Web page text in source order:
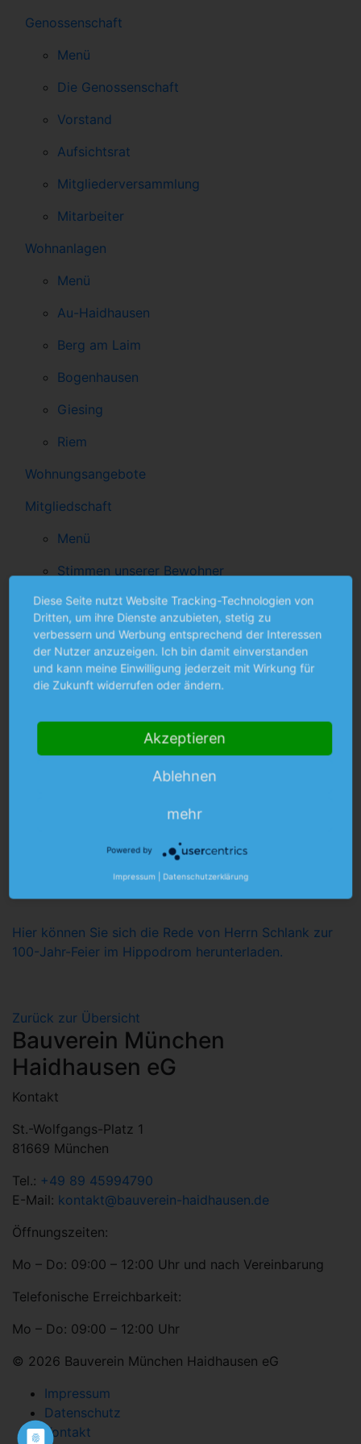
Genossenschaft
Menü
Die Genossenschaft
Vorstand
Aufsichtsrat
Mitgliederversammlung
Mitarbeiter
Wohnanlagen
Menü
Au-Haidhausen
Berg am Laim
Bogenhausen
Giesing
Riem
Wohnungsangebote
Mitgliedschaft
Menü
Stimmen unserer Bewohner
Mitgliederversammlung
Aktuelles
Service
100-Jahr-Feier im
Hippodrom
Hier können Sie sich die Rede von Herrn Schlank zur
100-Jahr-Feier im Hippodrom herunterladen.
Zurück zur Übersicht
Bauverein München
Haidhausen eG
Kontakt
St.-Wolfgangs-Platz 1
81669 München
Tel.: +49 89 45994790
E-Mail: kontakt@bauverein-haidhausen.de
Öffnungszeiten:
Mo – Do: 09:00 – 12:00 Uhr und nach Vereinbarung
Telefonische Erreichbarkeit:
Mo – Do: 09:00 – 12:00 Uhr
© 2026 Bauverein München Haidhausen eG
Impressum
Datenschutz
Kontakt
Diese Seite nutzt Website Tracking-Technologien von
Dritten, um ihre Dienste anzubieten, stetig zu
verbessern und Werbung entsprechend der Interessen
der Nutzer anzuzeigen. Ich bin damit einverstanden
und kann meine Einwilligung jederzeit mit Wirkung für
die Zukunft widerrufen oder ändern.
Akzeptieren
Ablehnen
mehr
Powered by
Impressum Datenschutzerklärung